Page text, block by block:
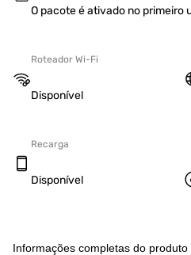
O pacote é ativado no primeiro
Roteador Wi-Fi
Disponível
Recarga
Disponível
Informações completas do produto